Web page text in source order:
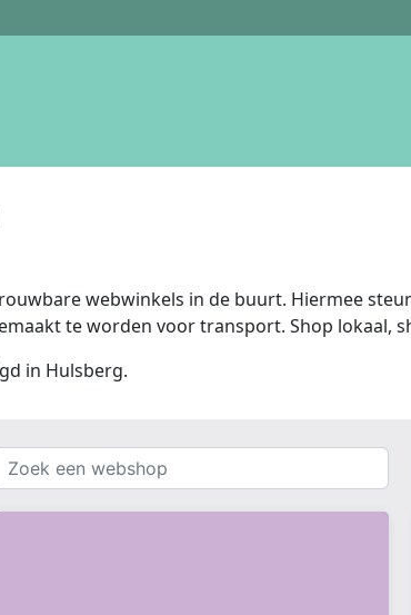
webwinkels in de buurt. Hiermee
te worden voor transport. Shop lokaal,
in Hulsberg.